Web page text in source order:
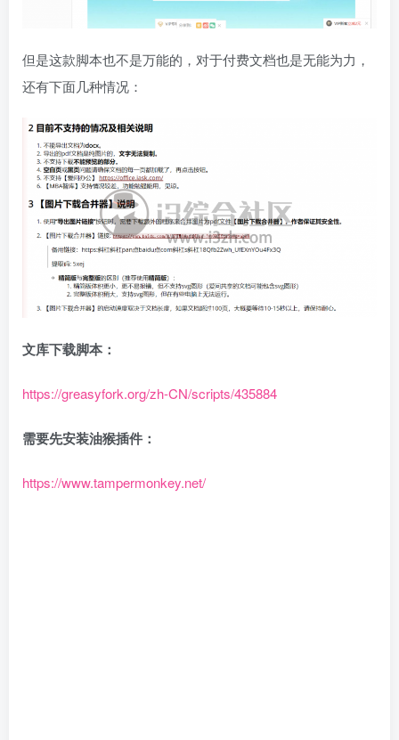
但是这款脚本也不是万能的，对于付费文档也是无能为力，
还有下面几种情况：
文库下载脚本：
https://greasyfork.org/zh-CN/scripts/435884
需要先安装油猴插件：
https://www.tampermonkey.net/